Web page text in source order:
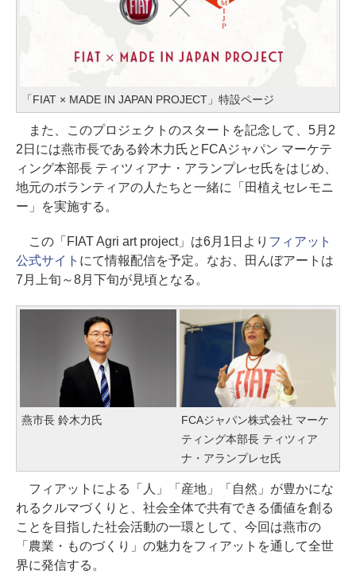
「FIAT × MADE IN JAPAN PROJECT」特設ページ
また、このプロジェクトのスタートを記念して、5月2
2日には燕市長である鈴木力氏とFCAジャパン マーケテ
ィング本部長 ティツィアナ・アランプレセ氏をはじめ、
地元のボランティアの人たちと一緒に「田植えセレモニ
ー」を実施する。
この「FIAT Agri art project」は6月1日より フィアット
公式サイト にて情報配信を予定。なお、田んぼアートは
7月上旬～8月下旬が見頃となる。
燕市長 鈴木力氏
FCAジャパン株式会社 マーケ
ティング本部長 ティツィア
ナ・アランプレセ氏
フィアットによる「人」「産地」「自然」が豊かにな
れるクルマづくりと、社会全体で共有できる価値を創る
ことを目指した社会活動の一環として、今回は燕市の
「農業・ものづくり」の魅力をフィアットを通して全世
界に発信する。